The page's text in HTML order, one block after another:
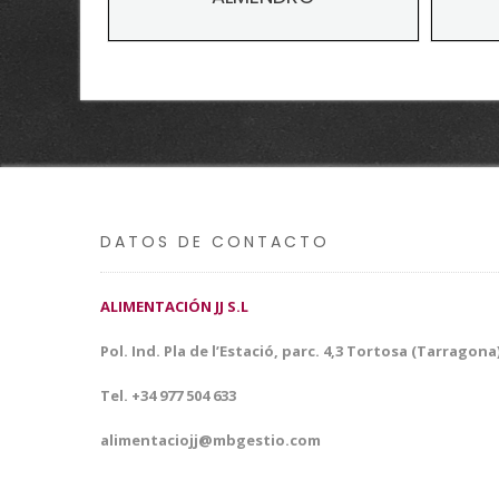
DATOS DE CONTACTO
ALIMENTACIÓN JJ S.L
Pol. Ind. Pla de l’Estació, parc. 4,3 Tortosa
Tel. +34 977 504 633
alimentaciojj@mbgestio.com